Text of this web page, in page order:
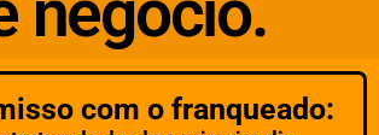
com o franqueado: